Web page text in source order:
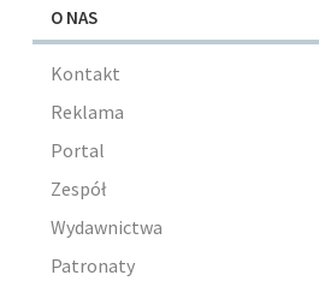
O NAS
Kontakt
Reklama
Portal
Zespół
Wydawnictwa
Patronaty